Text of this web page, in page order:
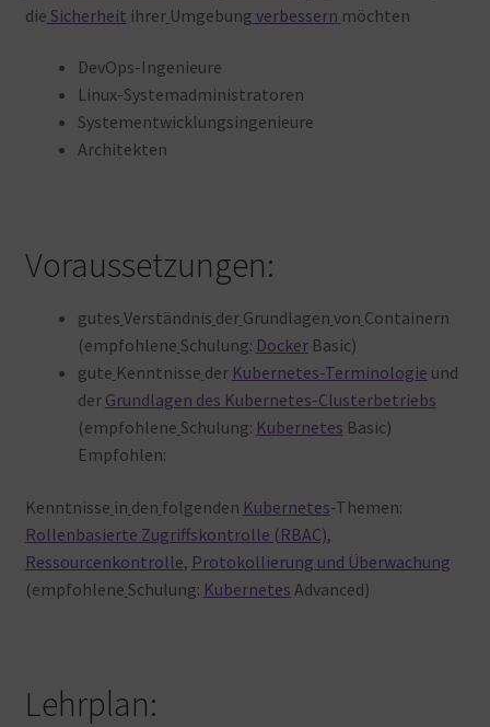
die Sicherheit ihrer Umgebung verbessern möchten
DevOps-Ingenieure
Linux-Systemadministratoren
Systementwicklungsingenieure
Architekten
Voraussetzungen:
gutes Verständnis der Grundlagen von Containern
(empfohlene Schulung: DockerBasic)
gute Kenntnisse der Kubernetes-Terminologie und
der Grundlagen des Kubernetes-Clusterbetriebs
(empfohlene Schulung: Kubernetes Basic)
Empfohlen:
Kenntnisse in den folgenden Kubernetes-Themen:
Rollenbasierte Zugriffskontrolle (RBAC),
Ressourcenkontrolle, Protokollierung und Überwachung
(empfohlene Schulung: Kubernetes Advanced)
Lehrplan: